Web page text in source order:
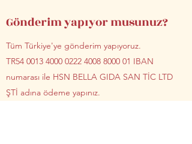
Gönderim yapıyor musunuz?
Tüm Türkiye'ye gönderim yapıyoruz.
TR54 0013 4000 0222 4008 8000 01 IBAN
numarası ile HSN BELLA GIDA SAN TİC LTD
ŞTİ adına ödeme yapınız.